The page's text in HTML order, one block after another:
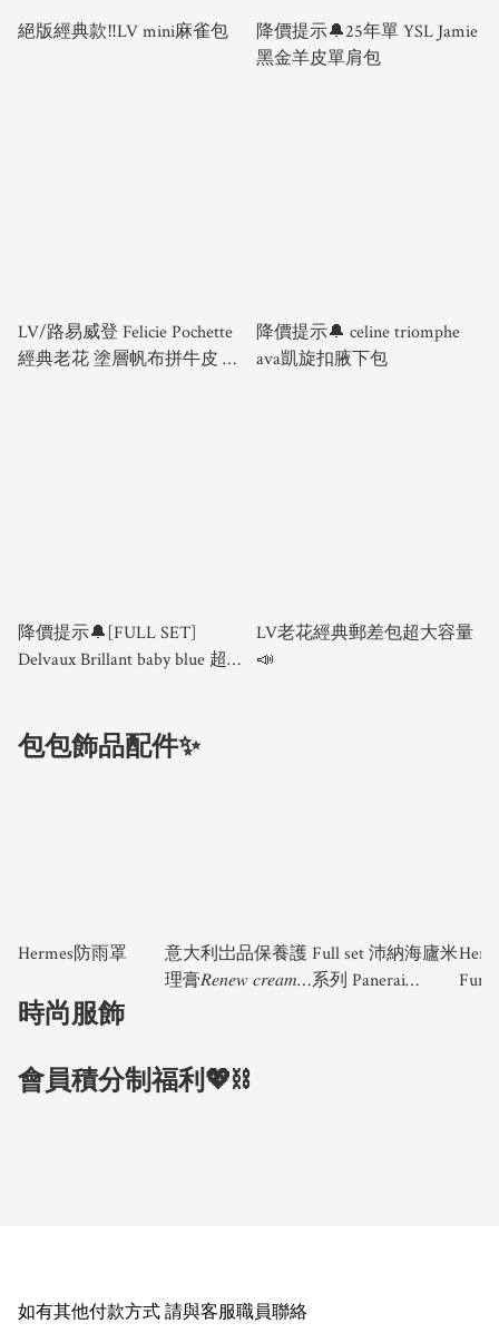
絕版經典款‼️LV mini麻雀包
降價提示🔔25年單 YSL Jamie
黑金羊皮單肩包
LV/路易威登 Felicie Pochette
經典老花 塗層帆布拼牛皮 三
降價提示🔔 celine triomphe
ava凱旋扣腋下包
降價提示🔔[FULL SET]
Delvaux Brillant baby blue 超
LV老花經典郵差包超大容量
📣
包包飾品配件✨
Hermes防雨罩
意大利岀品保養護
理膏𝑅𝑒𝑛𝑒𝑤 𝑐𝑟𝑒𝑎𝑚
Full set 沛納海廬米
系列 Panerai
時尚服飾
會員積分制福利💖⛓️
如有其他付款方式 請與客服職員聯絡